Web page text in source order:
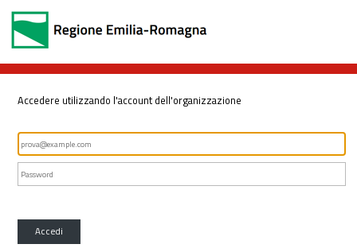
Accedere utilizzando l'account dell'organizzazione
Accedi